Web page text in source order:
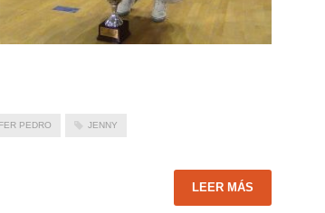
PEDRO JENNY
LEER MÁS